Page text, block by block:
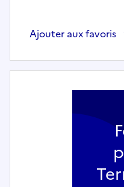
Ajouter aux favoris